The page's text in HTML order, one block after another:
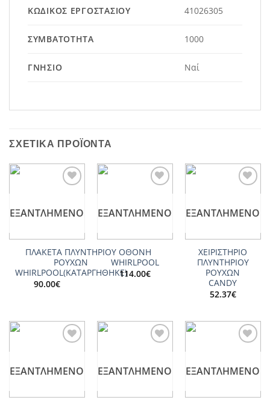
ΚΩΔΙΚΌΣ ΕΡΓΟΣΤΑΣΊΟΥ 41026305
ΣΥΜΒΑΤΌΤΗΤΑ 1000
ΓΝΉΣΙΟ Ναί
ΣΧΕΤΙΚΆ ΠΡΟΪΌΝΤΑ
ΕΞΑΝΤΛΗΜΈΝΟ
ΠΛΑΚΕΤΑ ΠΛΥΝΤΗΡΙΟΥ
ΡΟΥΧΩΝ
WHIRLPOOL(ΚΑΤΑΡΓΗΘΗΚΕ)
90.00€
ΕΞΑΝΤΛΗΜΈΝΟ
ΟΘΟΝΗ
WHIRLPOOL
114.00€
ΕΞΑΝΤΛΗΜΈΝΟ
ΧΕΙΡΙΣΤΗΡΙΟ
ΠΛΥΝΤΗΡΙΟΥ
ΡΟΥΧΩΝ
CANDY
52.37€
ΕΞΑΝΤΛΗΜΈΝΟ ΕΞΑΝΤΛΗΜΈΝΟ ΕΞΑΝΤΛΗΜΈΝΟ